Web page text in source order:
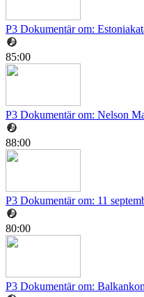
P3 Dokumentär om:
85:00
P3 Dokumentär om: Nelson
88:00
P3 Dokumentär om: 11
80:00
P3 Dokumentär om: